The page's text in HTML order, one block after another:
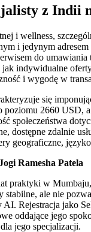
z
i wellness,
i jedynym adresem
do
indywidualne
i wygodę w
się
2660 USD,
społeczeństwa
dostępne
geograficzne,
Ramesha Patela
w
ale nie
Rejestracja jako
oddające jego
jego specjalizacji.